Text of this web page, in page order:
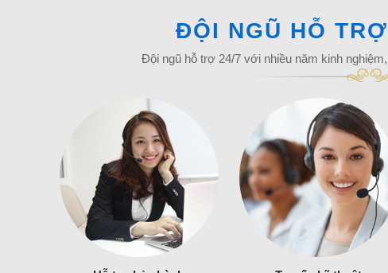
ĐỘI NGŨ HỖ
Đội ngũ hỗ trợ 24/7 với nhiều năm kinh